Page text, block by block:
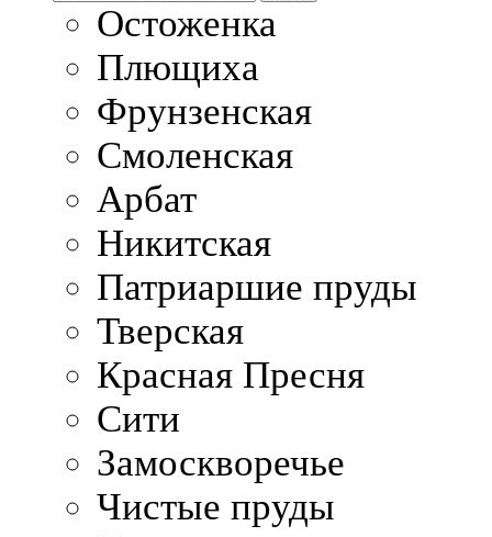
Остоженка
Плющиха
Фрунзенская
Смоленская
Арбат
Никитская
Патриаршие пруды
Тверская
Красная Пресня
Сити
Замоскворечье
Чистые пруды